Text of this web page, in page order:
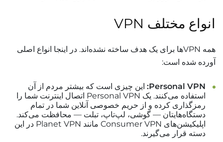
انواع مختلف VPN
همه VPNها برای یک هدف ساخته نشده‌اند. در اینجا انواع اصلی
آورده شده است:
Personal VPN: این چیزی است که بیشتر مردم از آن
استفاده می‌کنند. یک Personal VPN اتصال اینترنت شما را
رمزگذاری کرده و از حریم خصوصی آنلاین شما در تمام
دستگاه‌هایتان — گوشی، لپ‌تاپ، تبلت — محافظت می‌کند.
اپلیکیشن‌های Consumer VPN مانند Planet VPN در این
دسته قرار می‌گیرند.